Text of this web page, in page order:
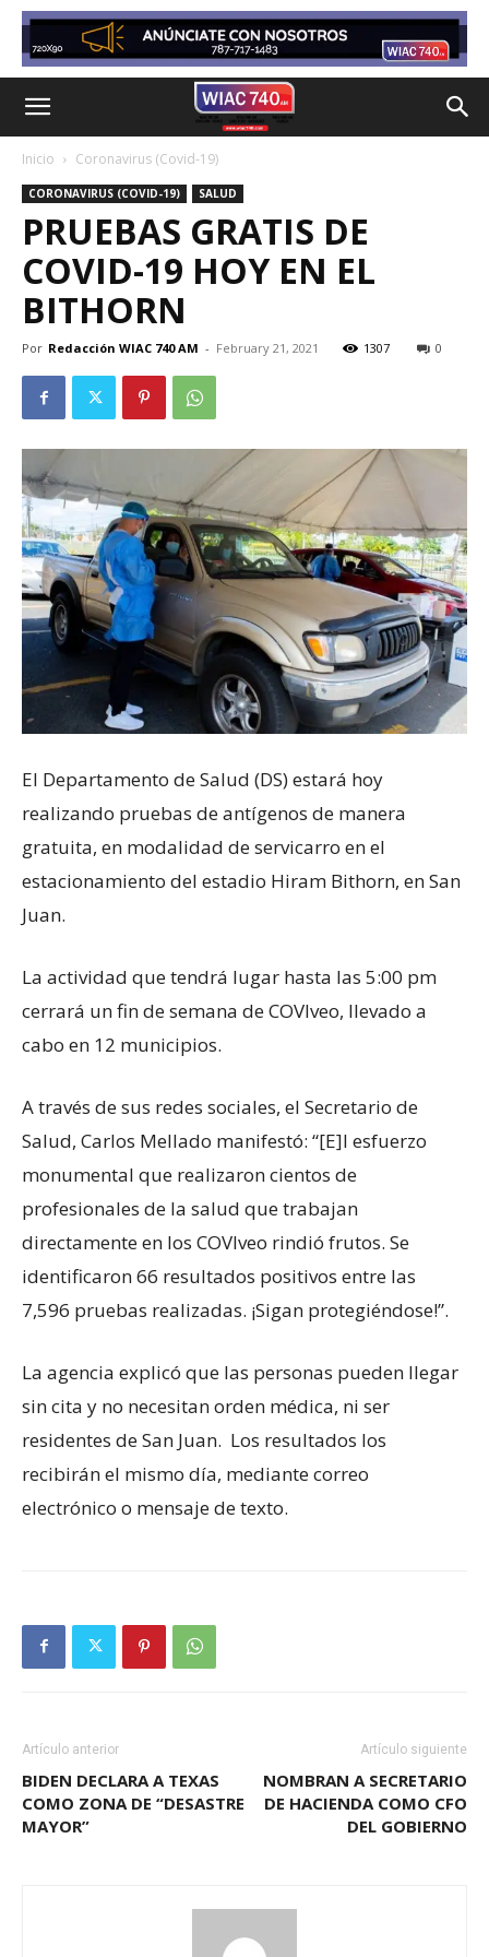
Inicio Coronavirus (Covid-19)
CORONAVIRUS (COVID-19) SALUD
PRUEBAS GRATIS DE
COVID-19 HOY EN EL
BITHORN
Por Redacción WIAC 740 AM - February 21, 2021 1307 0
El Departamento de Salud (DS) estará hoy
realizando pruebas de antígenos de manera
gratuita, en modalidad de servicarro en el
estacionamiento del estadio Hiram Bithorn, en San
Juan.
La actividad que tendrá lugar hasta las 5:00 pm
cerrará un fin de semana de COVIveo, llevado a
cabo en 12 municipios.
A través de sus redes sociales, el Secretario de
Salud, Carlos Mellado manifestó: “[E]l esfuerzo
monumental que realizaron cientos de
profesionales de la salud que trabajan
directamente en los COVIveo rindió frutos. Se
identificaron 66 resultados positivos entre las
7,596 pruebas realizadas. ¡Sigan protegiéndose!”.
La agencia explicó que las personas pueden llegar
sin cita y no necesitan orden médica, ni ser
residentes de San Juan. Los resultados los
recibirán el mismo día, mediante correo
electrónico o mensaje de texto.
Artículo anterior
BIDEN DECLARA A TEXAS
COMO ZONA DE “DESASTRE
MAYOR”
Artículo siguiente
NOMBRAN A SECRETARIO
DE HACIENDA COMO CFO
DEL GOBIERNO